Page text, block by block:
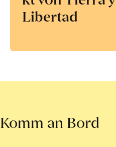
Libertad
Komm an Bord